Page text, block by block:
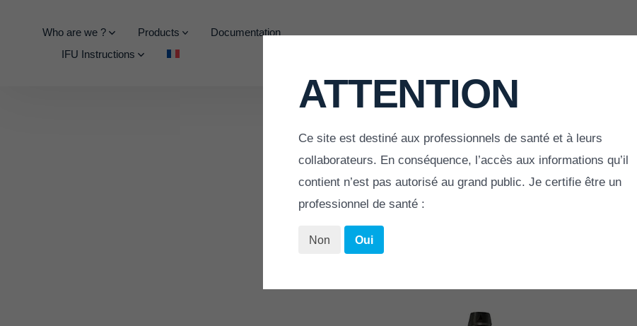
Who are we ? Products
Documentation
IFU Instructions
SBS - TOOL KIT
ATTENTION
Ce site est destiné aux professionnels de santé et à leurs
collaborateurs. En conséquence, l’accès aux informations qu’il
contient n’est pas autorisé au grand public. Je certifie être un
professionnel de santé :
Non Oui